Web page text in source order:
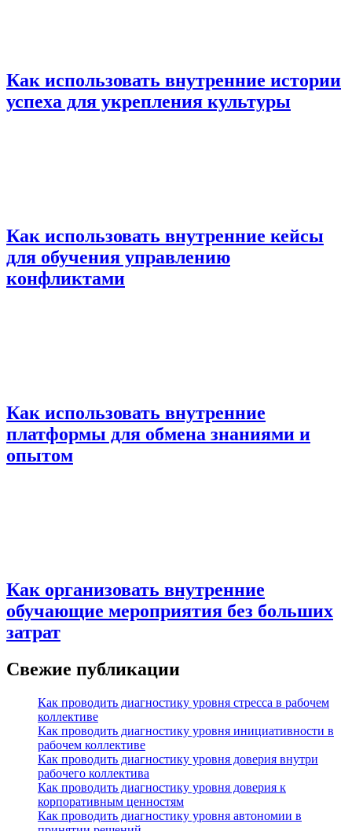
Как использовать внутренние истории
успеха для укрепления культуры
Как использовать внутренние кейсы
для обучения управлению
конфликтами
Как использовать внутренние
платформы для обмена знаниями и
опытом
Как организовать внутренние
обучающие мероприятия без больших
затрат
Свежие публикации
Как проводить диагностику уровня стресса в рабочем
коллективе
Как проводить диагностику уровня инициативности в
рабочем коллективе
Как проводить диагностику уровня доверия внутри
рабочего коллектива
Как проводить диагностику уровня доверия к
корпоративным ценностям
Как проводить диагностику уровня автономии в